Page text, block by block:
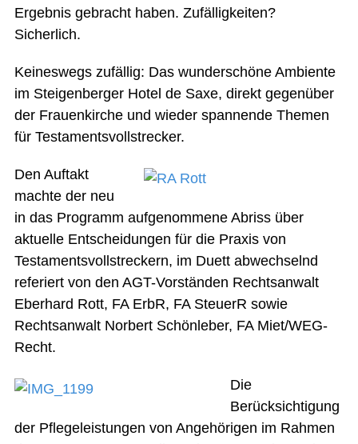
Ergebnis gebracht haben. Zufälligkeiten?
Sicherlich.
Keineswegs zufällig: Das wunderschöne Ambiente
im Steigenberger Hotel de Saxe, direkt gegenüber
der Frauenkirche und wieder spannende Themen
für Testamentsvollstrecker.
Den Auftakt
machte der neu
in das Programm aufgenommene Abriss über
aktuelle Entscheidungen für die Praxis von
Testamentsvollstreckern, im Duett abwechselnd
referiert von den AGT-Vorständen Rechtsanwalt
Eberhard Rott, FA ErbR, FA SteuerR sowie
Rechtsanwalt Norbert Schönleber, FA Miet/WEG-
Recht.
Die
Berücksichtigung
der Pflegeleistungen von Angehörigen im Rahmen